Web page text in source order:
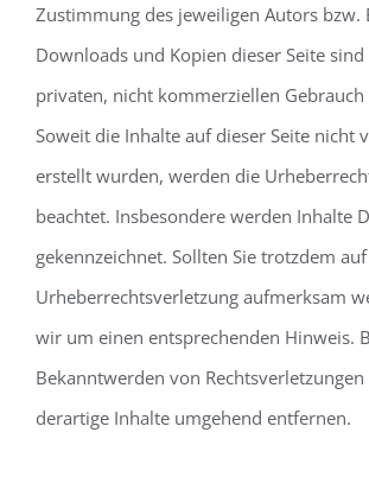
Zustimmung des jeweiligen Autors bzw.
Downloads und Kopien dieser Seite
privaten, nicht kommerziellen Gebrauch
Soweit die Inhalte auf dieser Seite nicht
erstellt wurden, werden die
beachtet. Insbesondere werden Inhalte
gekennzeichnet. Sollten Sie trotzdem
Urheberrechtsverletzung aufmerksam
wir um einen entsprechenden Hinweis.
Bekanntwerden von
derartige Inhalte umgehend entfernen.